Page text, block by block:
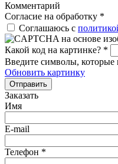
Комментарий
Согласие на обработку *
Соглашаюсь с
Какой код на картинке? *
Введите символы, которые
Обновить картинку
Отправить
Заказать
Имя
E-mail
Телефон *